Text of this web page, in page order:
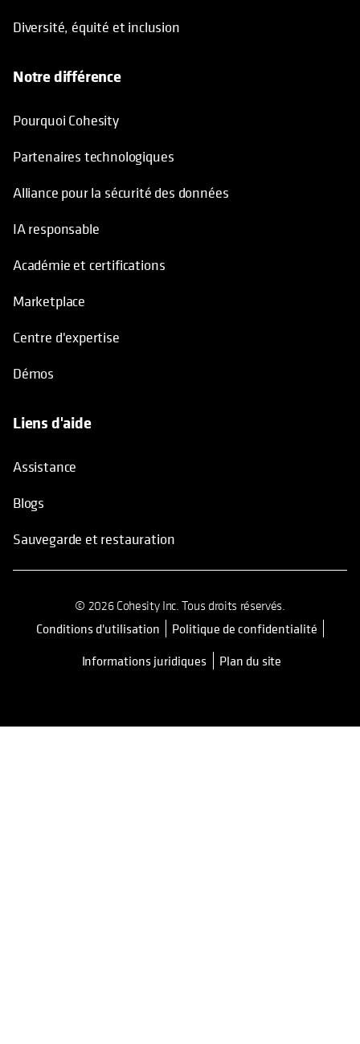
Diversité, équité et inclusion
Notre différence
Pourquoi Cohesity
Partenaires technologiques
Alliance pour la sécurité des données
IA responsable
Académie et certifications
Marketplace
Centre d'expertise
Démos
Liens d'aide
Assistance
Blogs
Sauvegarde et restauration
© 2026 Cohesity Inc. Tous droits réservés.
Conditions d'utilisation
Politique de confidentialité
Informations juridiques
Plan du site